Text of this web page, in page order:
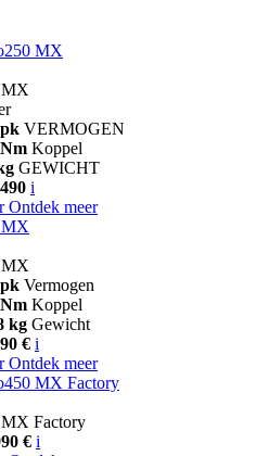
MX
MX
VERMOGEN
Koppel
GEWICHT
i
Ontdek meer
MX
MX
Vermogen
Koppel
kg Gewicht
€ i
Ontdek meer
MX Factory
Factory
€ i